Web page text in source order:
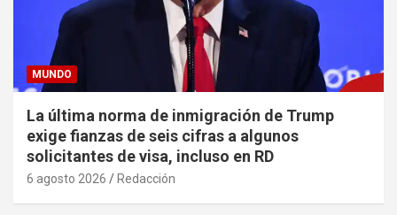
MUNDO
La última norma de inmigración de Trump
exige fianzas de seis cifras a algunos
solicitantes de visa, incluso en RD
6 agosto 2026 Redacción